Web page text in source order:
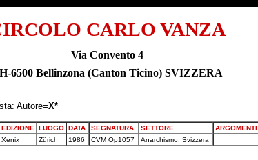
CARLO VANZA
Via Convento 4
6500 Bellinzona (Canton Ticino) SVIZZERA
Autore=X*
EDIZIONE LUOGO DATA SEGNATURA SETTORE
ARGOMENTI
Xenix Zürich 1986 CVM Op1057 Anarchismo, Svizzera